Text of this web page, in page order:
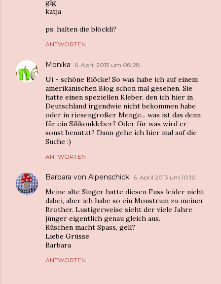
glg
katja
ps: halten die blöckli?
ANTWORTEN
Monika 6. April 2013 um 08:28
Ui - schöne Blöcke! So was habe ich auf einem
amerikanischen Blog schon mal gesehen. Sie
hatte einen speziellen Kleber, den ich hier in
Deutschland irgendwie nicht bekommen habe
oder in riesengroßer Menge... was ist das denn
für ein Silikonkleber? Oder für was wird er
sonst benutzt? Dann gehe ich hier mal auf die
Suche :)
ANTWORTEN
Barbara von Alpenschick 6. April 2013 um 10:10
Meine alte Singer hatte diesen Fuss leider nicht
dabei, aber ich habe so ein Monstrum zu meiner
Brother. Lustigerweise sieht der viele Jahre
jünger eigentlich genau gleich aus.
Rüschen macht Spass, gell?
Liebe Grüsse
Barbara
ANTWORTEN